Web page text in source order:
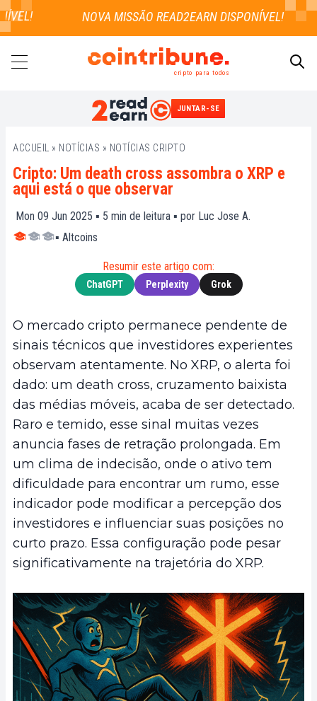
cripto para todos
JUNTAR-SE
ACCUEIL » NOTÍCIAS » NOTÍCIAS CRIPTO
Cripto: Um death cross assombra o XRP e
aqui está o que observar
Mon 09 Jun 2025 ▪ 5 min de leitura ▪ por Luc Jose A.
▪ Altcoins
Resumir este artigo com:
ChatGPT Perplexity Grok
O mercado cripto permanece pendente de
sinais técnicos que investidores experientes
observam atentamente. No XRP, o alerta foi
dado: um death cross, cruzamento baixista
das médias móveis, acaba de ser detectado.
Raro e temido, esse sinal muitas vezes
anuncia fases de retração prolongada. Em
um clima de indecisão, onde o ativo tem
dificuldade para encontrar um rumo, esse
indicador pode modificar a percepção dos
investidores e influenciar suas posições no
curto prazo. Essa configuração pode pesar
significativamente na trajetória do XRP.